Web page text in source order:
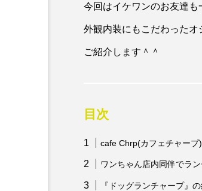
今回はイケワンのお友達も
外観内装にもこだわった
ご紹介します＾＾
目次
cafe Chrp(カフェチャープ
ワンちゃん店内同伴でラン
『ドッグランチャープ』